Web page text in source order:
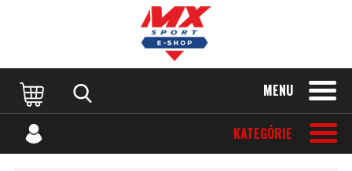
MENU
KATEGÓRIE